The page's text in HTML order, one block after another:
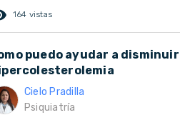
164 vistas
puedo ayudar a disminuir
Cielo Pradilla
Psiquiatría